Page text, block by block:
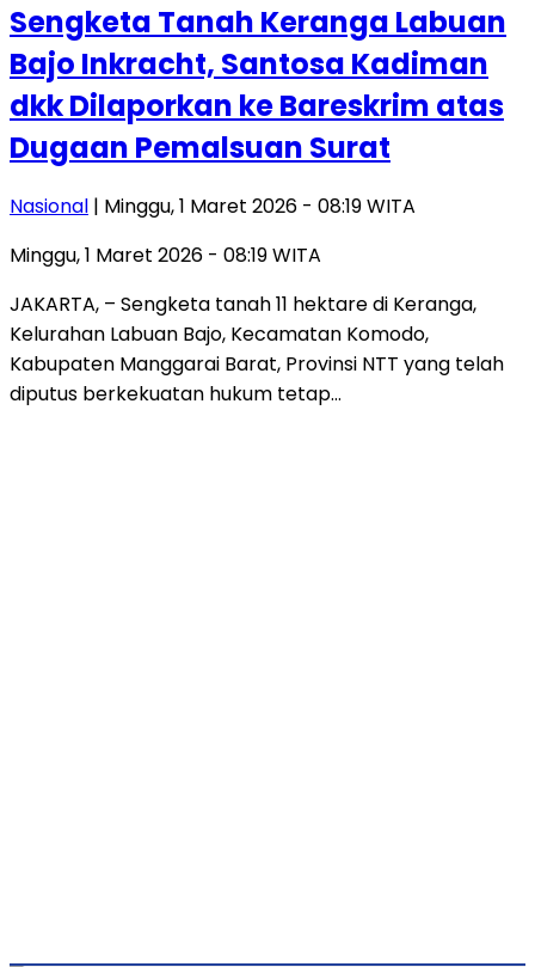
Sengketa Tanah Keranga Labuan
Bajo Inkracht, Santosa Kadiman
dkk Dilaporkan ke Bareskrim atas
Dugaan Pemalsuan Surat
Nasional | Minggu, 1 Maret 2026 - 08:19 WITA
Minggu, 1 Maret 2026 - 08:19 WITA
JAKARTA, – Sengketa tanah 11 hektare di Keranga,
Kelurahan Labuan Bajo, Kecamatan Komodo,
Kabupaten Manggarai Barat, Provinsi NTT yang telah
diputus berkekuatan hukum tetap…